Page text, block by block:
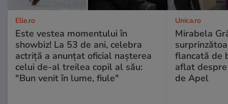
Elle.ro
Este vestea momentului în
showbiz! La 53 de ani, celebra
actriță a anunțat oficial nașterea
celui de-al treilea copil al său:
"Bun venit în lume, fiule"
Unica.ro
Mirabela
flancată de
aflat
de Apel